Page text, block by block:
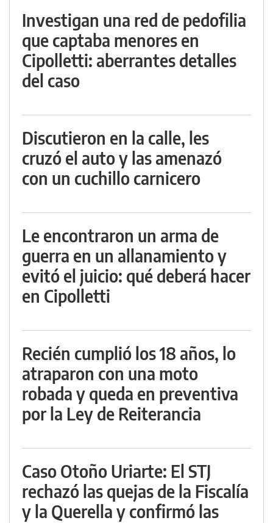
Investigan una red de pedofilia
que captaba menores en
Cipolletti: aberrantes detalles
del caso
Discutieron en la calle, les
cruzó el auto y las amenazó
con un cuchillo carnicero
Le encontraron un arma de
guerra en un allanamiento y
evitó el juicio: qué deberá hacer
en Cipolletti
Recién cumplió los 18 años, lo
atraparon con una moto
robada y queda en preventiva
por la Ley de Reiterancia
Caso Otoño Uriarte: El STJ
rechazó las quejas de la Fiscalía
y la Querella y confirmó las